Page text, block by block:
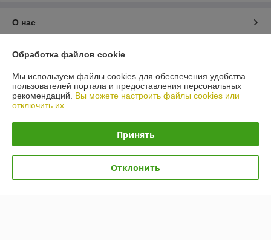
О нас
Контакты
Доставка и оплата
График работы
Политика обработки cookies
Обработка файлов cookie
Мы используем файлы cookies для обеспечения удобства
пользователей портала и предоставления персональных
рекомендаций. Вы можете настроить файлы cookies или
отключить их.
Принять
Отклонить